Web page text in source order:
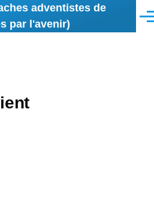
adventistes de
par l'avenir)